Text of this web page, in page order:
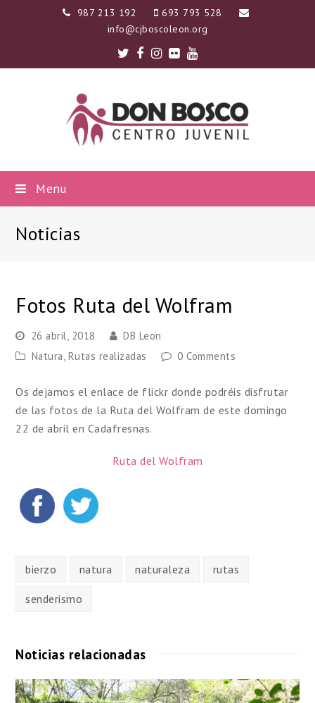
987 213 192
693 793 528
info@cjboscoleon.org
Twitter
Facebook
Instagram
FlickrYoutube
Menu
Noticias
Fotos Ruta del Wolfram
26 abril, 2018
DB Leon
Natura, Rutas realizadas 0 Comments
Os dejamos el enlace de flickr donde podréis disfrutar
de las fotos de la Ruta del Wolfram de este domingo
22 de abril en Cadafresnas.
Ruta del Wolfram
bierzo natura naturaleza rutas
senderismo
Noticias relacionadas